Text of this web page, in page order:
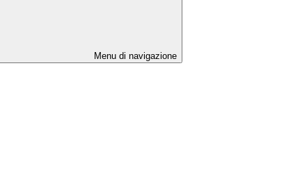
Menu di navigazione